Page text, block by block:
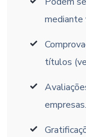
mediante
títulos
empresas.